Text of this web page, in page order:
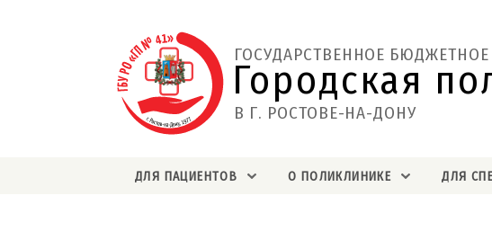
В Г. РОСТОВЕ-НА-ДОНУ
ГОСУДАРСТВЕННОЕ
Городская
ДЛЯ ПАЦИЕНТОВ О ПОЛИКЛИНИКЕ ДЛЯ